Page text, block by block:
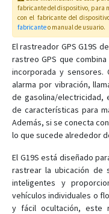
GS05
GS10
GS10G
GS12
GS18
GS21
GS22
GS300
fabricante del dispositivo, para
con el fabricante del
fabricanteo manual de usuario.
El rastreador GPS G19S
rastreo GPS que
incorporada y sensores.
alarma por vibración,
de gasolina/electricidad,
de características para
Además, si se conecta
lo que sucede alrededor
El G19S está diseñado
rastrear la ubicación de
inteligentes y
vehículos individuales o
y fácil ocultación, este